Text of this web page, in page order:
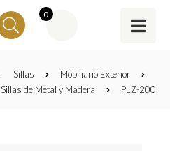
0
Sillas
Mobiliario Exterior
Sillas de Metal y Madera
PLZ-200